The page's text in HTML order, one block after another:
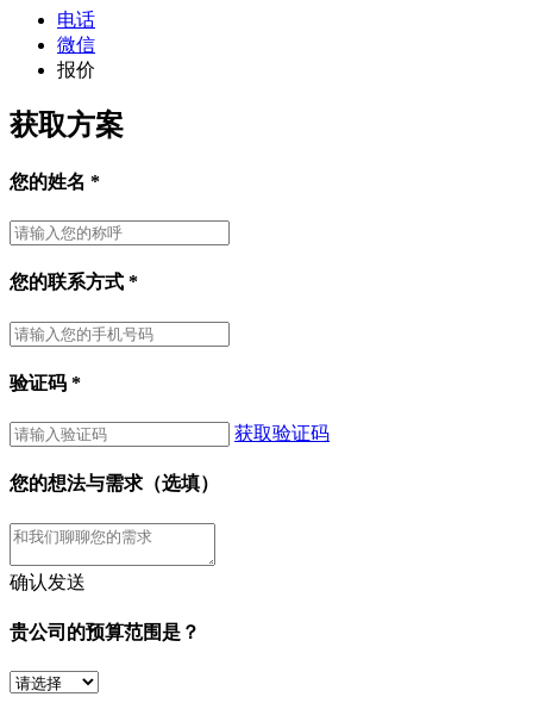
电话
微信
报价
获取方案
您的姓名 *
您的联系方式 *
验证码 *
获取验证码
您的想法与需求（选填）
确认发送
贵公司的预算范围是？